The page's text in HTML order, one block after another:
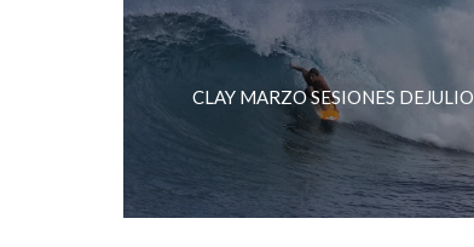
CLAY MARZO SESIONES DEJULIO